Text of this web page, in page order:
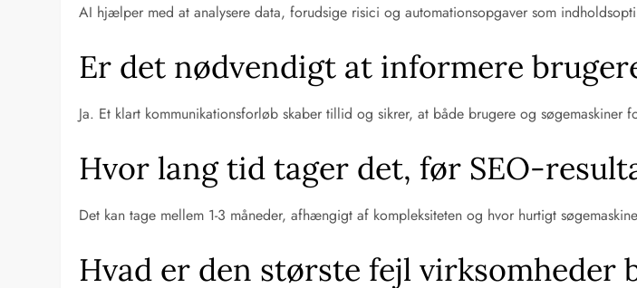
AI hjælper med at analysere data, forudsige risici og automationsopgaver som
Er det nødvendigt at informere
Ja. Et klart kommunikationsforløb skaber tillid og sikrer, at både brugere og søgemaskiner
Hvor lang tid tager det, før SEO-
Det kan tage mellem 1-3 måneder, afhængigt af kompleksiteten og hvor hurtigt
Hvad er den største fejl